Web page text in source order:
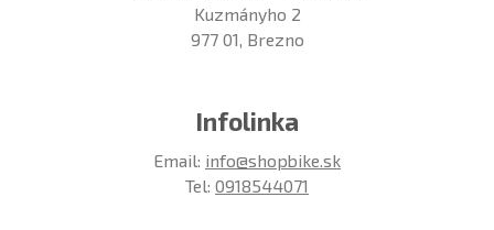
Kuzmányho 2
977 01, Brezno
Infolinka
Email: info@shopbike.sk
Tel: 0918544071